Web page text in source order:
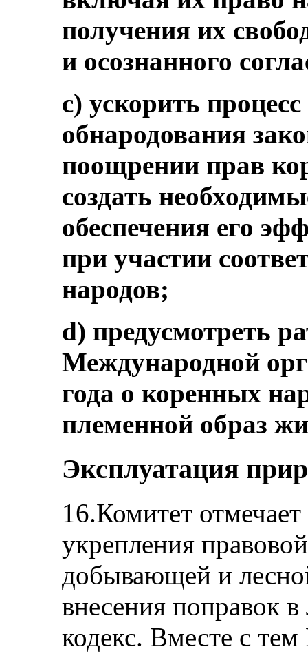
получения их
и осознанного
c) ускорить
обнародования
поощрении прав
создать
обеспечения его
при участии
народов;
d) предусмотреть
Международной
года о коренных
племенной образ
Эксплуатация
16.Комитет
укрепления
добывающей и
внесения поправок
кодекс. Вместе с